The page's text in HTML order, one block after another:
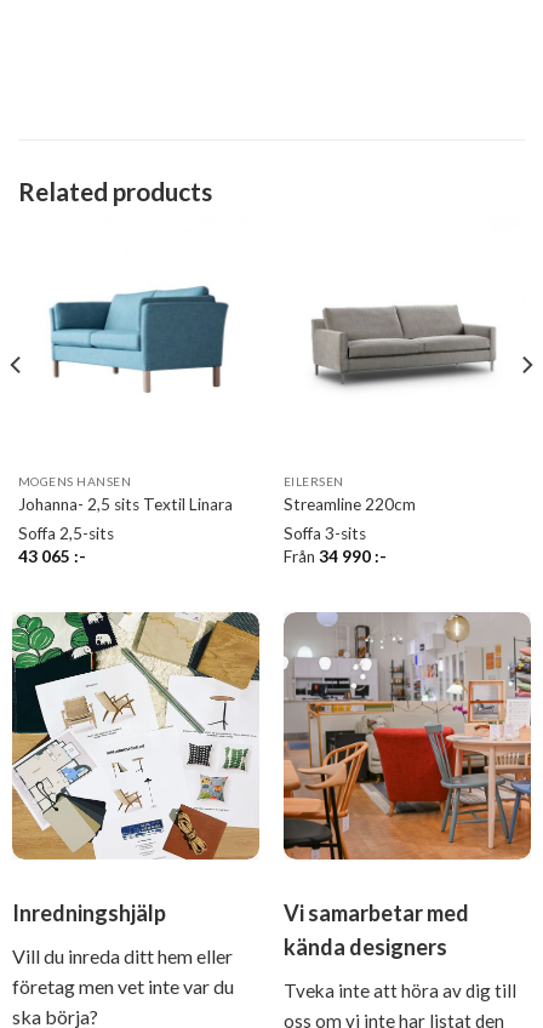
Related products
MOGENS HANSEN
Johanna- 2,5 sits Textil Linara
Soffa 2,5-sits
43 065 :-
EILERSEN
Streamline 220cm
Soffa 3-sits
Från 34 990:-
Inredningshjälp
Vill du inreda ditt hem eller
företag men vet inte var du
ska börja?
Vi samarbetar med
kända designers
Tveka inte att höra av dig till
oss om vi inte har listat den